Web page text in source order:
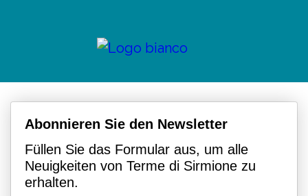
Abonnieren Sie den Newsletter
Füllen Sie das Formular aus, um alle
Neuigkeiten von Terme di Sirmione zu
erhalten.